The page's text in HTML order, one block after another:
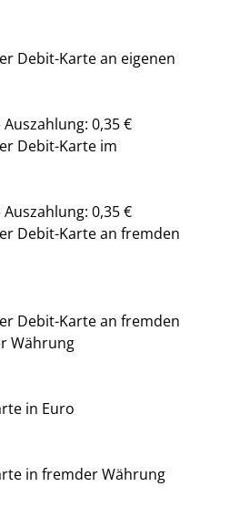
Debit-Karte an eigenen
0,35 €
Debit-Karte im
0,35 €
Debit-Karte an fremden
Debit-Karte an fremden
Währung
in Euro
in fremder Währung